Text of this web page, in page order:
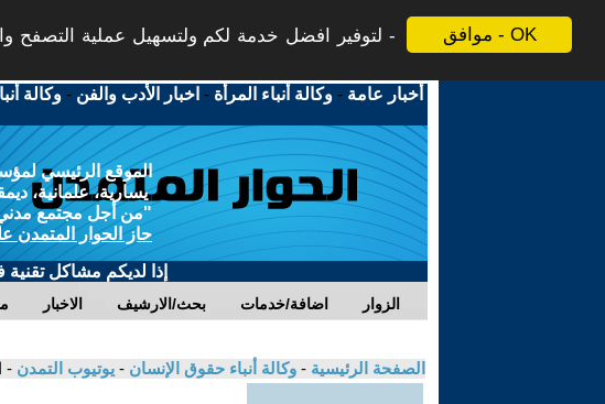
موافق - OK
لتوفير افضل خدمة لكم ولتسهيل عملية التصفح
أخبار عامة -وكالة أنباء المرأة - اخبار الأدب والفن -وكالة
الموقع الرئيسي
يسارية، علمانية،
"من أجل مجتمع مدني
حاز الحوار المتمدن
إذا لديكم مشاكل تقنية
الاخبار بحث/الارشيف اضافة/خدمات الزوار
الصفحة الرئيسية - وكالة أنباء حقوق الإنسان - يوتيوب التمدن -